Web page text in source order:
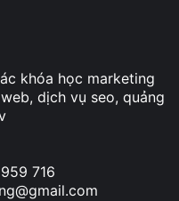
khóa học marketing
dịch vụ seo, quảng
716